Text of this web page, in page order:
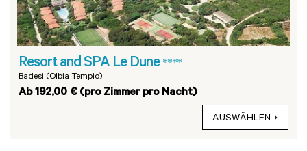
Resort and SPA Le Dune ****
Badesi (Olbia Tempio)
Ab 192,00 € (pro Zimmer pro Nacht)
AUSWÄHLEN